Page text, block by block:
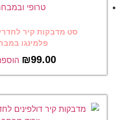
סט מדבקות קיר לחדרי
פלמינגו
₪99.00